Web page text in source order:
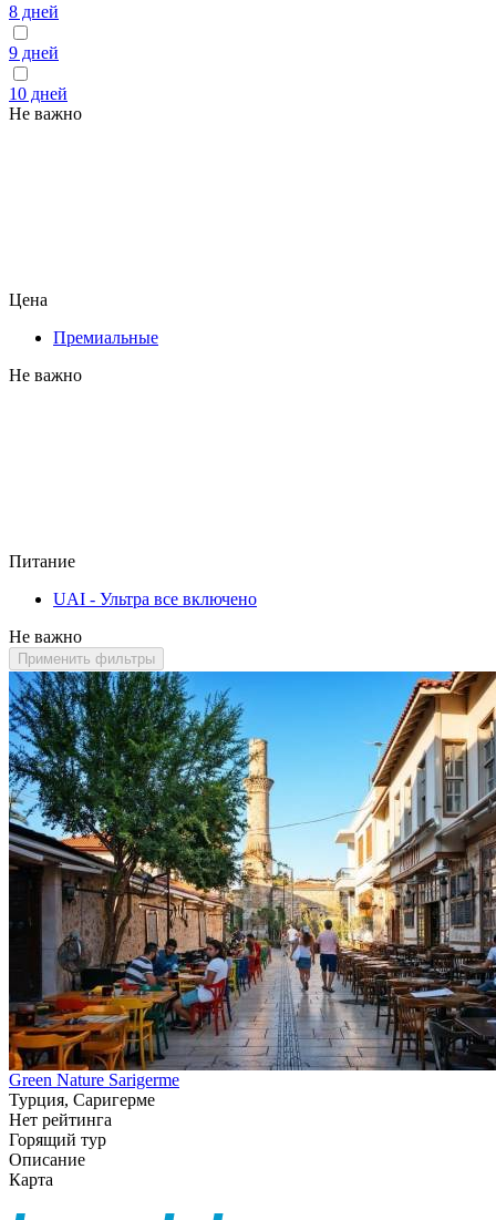
8 дней
9 дней
10 дней
Не важно
Цена
Премиальные
Не важно
Питание
UAI - Ультра все включено
Не важно
Применить фильтры
Green Nature Sarigerme
Турция, Саригерме
Нет рейтинга
Горящий тур
Описание
Карта